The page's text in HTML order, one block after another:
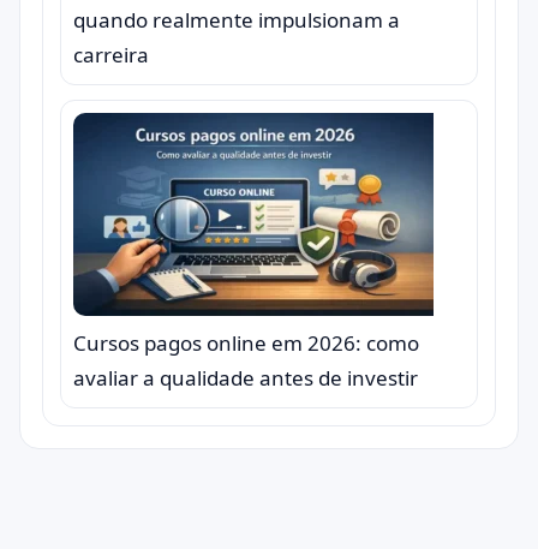
quando realmente impulsionam a
carreira
Cursos pagos online em 2026: como
avaliar a qualidade antes de investir